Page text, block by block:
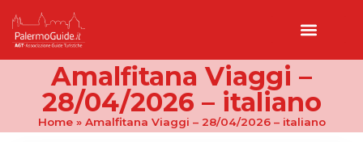
Amalfitana Viaggi –
28/04/2026 – italiano
Home» Amalfitana Viaggi – 28/04/2026 – italiano